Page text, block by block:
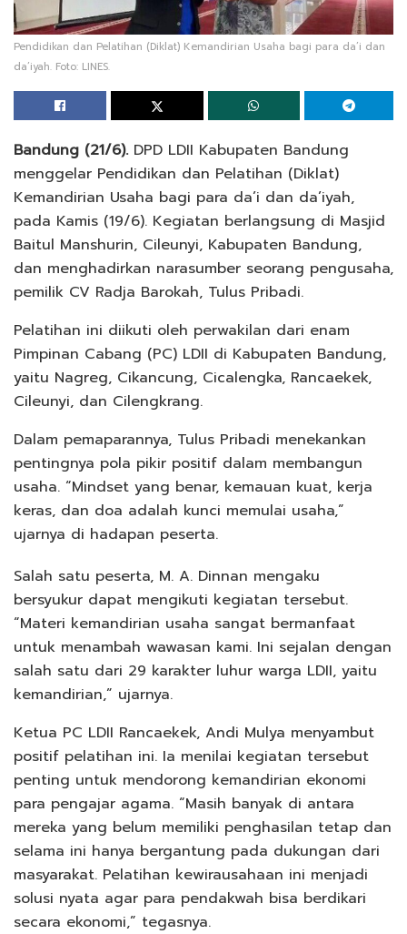
Pendidikan dan Pelatihan (Diklat) Kemandirian Usaha bagi para da’i dan
da’iyah. Foto: LINES.
Bandung (21/6).DPD LDII Kabupaten Bandung
menggelar Pendidikan dan Pelatihan (Diklat)
Kemandirian Usaha bagi para da’i dan da’iyah,
pada Kamis (19/6). Kegiatan berlangsung di Masjid
Baitul Manshurin, Cileunyi, Kabupaten Bandung,
dan menghadirkan narasumber seorang pengusaha,
pemilik CV Radja Barokah, Tulus Pribadi.
Pelatihan ini diikuti oleh perwakilan dari enam
Pimpinan Cabang (PC) LDII di Kabupaten Bandung,
yaitu Nagreg, Cikancung, Cicalengka, Rancaekek,
Cileunyi, dan Cilengkrang.
Dalam pemaparannya, Tulus Pribadi menekankan
pentingnya pola pikir positif dalam membangun
usaha. “Mindset yang benar, kemauan kuat, kerja
keras, dan doa adalah kunci memulai usaha,”
ujarnya di hadapan peserta.
Salah satu peserta, M. A. Dinnan mengaku
bersyukur dapat mengikuti kegiatan tersebut.
“Materi kemandirian usaha sangat bermanfaat
untuk menambah wawasan kami. Ini sejalan dengan
salah satu dari 29 karakter luhur warga LDII, yaitu
kemandirian,” ujarnya.
Ketua PC LDII Rancaekek, Andi Mulya menyambut
positif pelatihan ini. Ia menilai kegiatan tersebut
penting untuk mendorong kemandirian ekonomi
para pengajar agama. “Masih banyak di antara
mereka yang belum memiliki penghasilan tetap dan
selama ini hanya bergantung pada dukungan dari
masyarakat. Pelatihan kewirausahaan ini menjadi
solusi nyata agar para pendakwah bisa berdikari
secara ekonomi,” tegasnya.